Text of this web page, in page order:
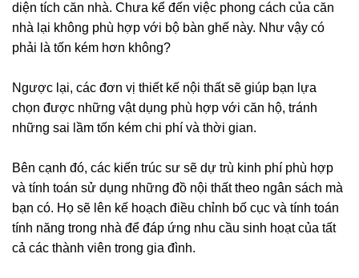
diện tích căn nhà. Chưa kể đến việc phong cách của căn
nhà lại không phù hợp với bộ bàn ghế này. Như vậy có
phải là tốn kém hơn không?
Ngược lại, các đơn vị thiết kế nội thất sẽ giúp bạn lựa
chọn được những vật dụng phù hợp với căn hộ, tránh
những sai lầm tốn kém chi phí và thời gian.
Bên cạnh đó, các kiến trúc sư sẽ dự trù kinh phí phù hợp
và tính toán sử dụng những đồ nội thất theo ngân sách mà
bạn có. Họ sẽ lên kế hoạch điều chỉnh bố cục và tính toán
tính năng trong nhà để đáp ứng nhu cầu sinh hoạt của tất
cả các thành viên trong gia đình.